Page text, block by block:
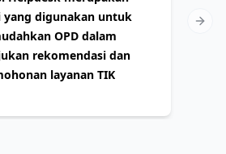
yang digunakan untuk
OPD dalam
rekomendasi dan
layanan TIK